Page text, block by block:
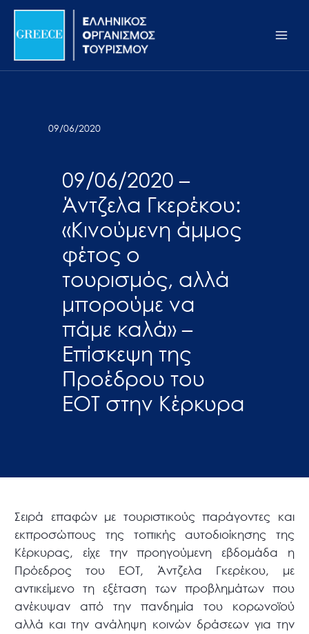
Σημείωση:
ιστότοπος
προσβασιμότητας.
Μετάβαση
περιεχόμενο
09/06/2020
09/06/2020 –
Άντζελα Γκερέκου:
«Κινούμενη άμμος
φέτος ο
τουρισμός, αλλά
μπορούμε να
πάμε καλά» –
Επίσκεψη της
Προέδρου του
ΕΟΤ στην Κέρκυρα
Σειρά επαφών με τουριστικούς παράγοντες και
εκπροσώπους της τοπικής αυτοδιοίκησης της
Κέρκυρας, είχε την προηγούμενη εβδομάδα η
Πρόεδρος του ΕΟΤ, Άντζελα Γκερέκου, με
αντικείμενο τη εξέταση των προβλημάτων που
ανέκυψαν από την πανδημία του κορωνοϊού
αλλά και την ανάληψη κοινών δράσεων για την